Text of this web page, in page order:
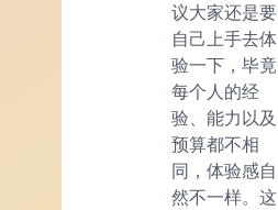
议大家还是要
自己上手去体
验一下，毕竟
每个人的经
验、能力以及
预算都不相
同，体验感自
然不一样。这